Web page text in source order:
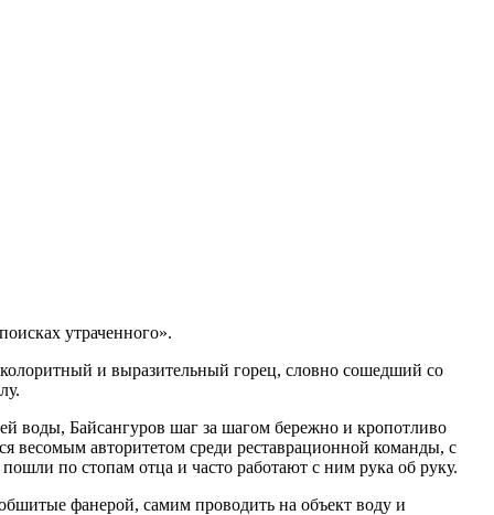
утраченного».
и выразительный горец, словно сошедший со
воды, Байсангуров шаг за шагом бережно и кропотливо
весомым авторитетом среди реставрационной команды, с
по стопам отца и часто работают с ним рука об руку.
фанерой, самим проводить на объект воду и